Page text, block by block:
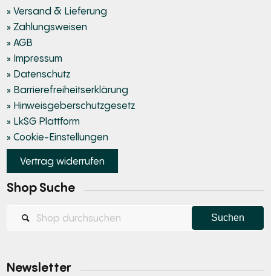
» Versand & Lieferung
» Zahlungsweisen
» AGB
» Impressum
» Datenschutz
» Barrierefreiheitserklärung
» Hinweisgeberschutzgesetz
» LkSG Plattform
» Cookie-Einstellungen
Vertrag widerrufen
Shop Suche
Newsletter